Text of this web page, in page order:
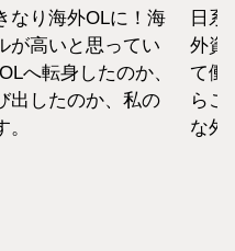
なり海外OLに！海
が高いと思ってい
へ転身したのか、
出したのか、私の
日
外資
て働
らこ
な外